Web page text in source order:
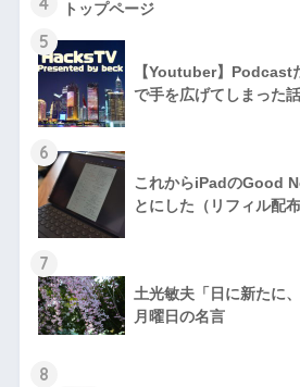
トップページ
5
【Youtuber】Podcast
で手を広げてしまった
6
これからiPadのGood
とにした（リフィル配布
7
土光敏夫「日に新たに
月曜日の名言
8